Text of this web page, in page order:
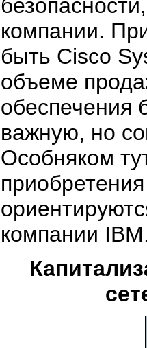
компании.
быть Cisco
объеме
обеспечения
важную, но
Особняком
компании